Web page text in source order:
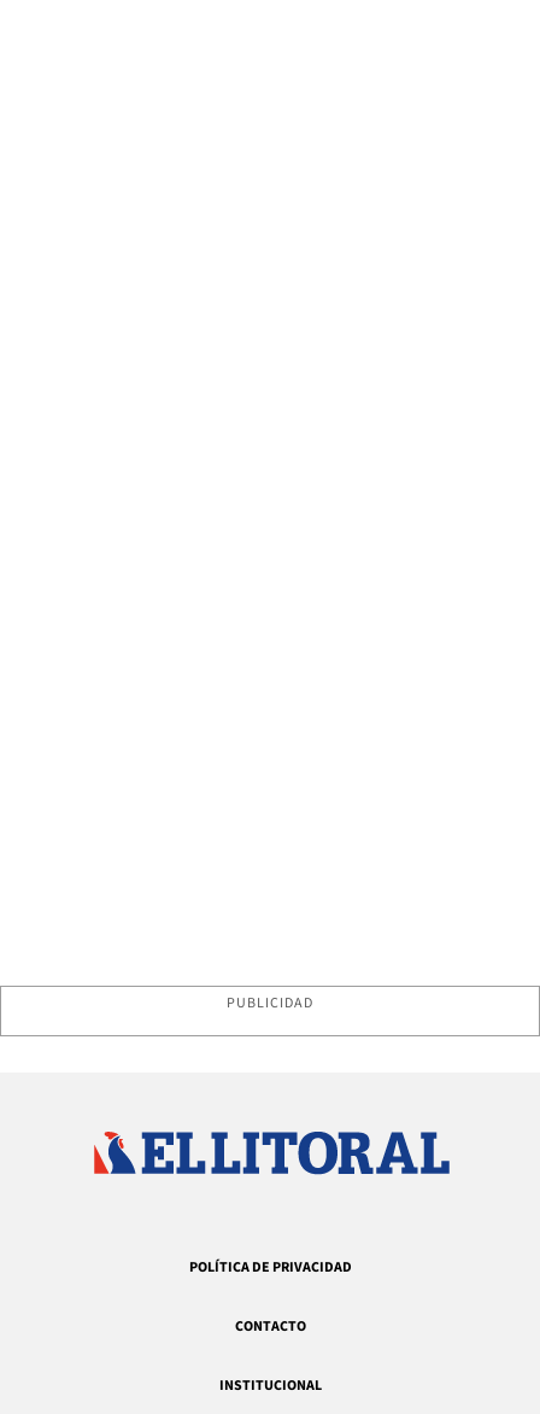
PUBLICIDAD
POLÍTICA DE PRIVACIDAD
CONTACTO
INSTITUCIONAL